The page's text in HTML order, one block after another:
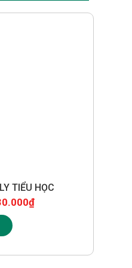
1200 x 1600 1200 x 1800
TIỂU HỌC
₫